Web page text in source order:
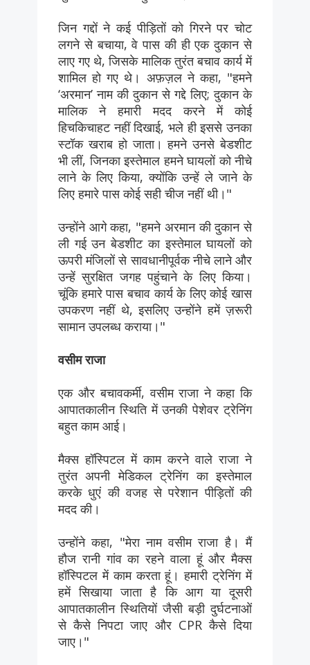
जिन गद्दों ने कई पीड़ितों को गिरने पर चोट
लगने से बचाया, वे पास की ही एक दुकान से
लाए गए थे, जिसके मालिक तुरंत बचाव कार्य में
शामिल हो गए थे। अफ़ज़ल ने कहा, "हमने
‘अरमान’ नाम की दुकान से गद्दे लिए; दुकान के
मालिक ने हमारी मदद करने में कोई
हिचकिचाहट नहीं दिखाई, भले ही इससे उनका
स्टॉक खराब हो जाता। हमने उनसे बेडशीट
भी लीं, जिनका इस्तेमाल हमने घायलों को नीचे
लाने के लिए किया, क्योंकि उन्हें ले जाने के
लिए हमारे पास कोई सही चीज नहीं थी।"
उन्होंने आगे कहा, "हमने अरमान की दुकान से
ली गई उन बेडशीट का इस्तेमाल घायलों को
ऊपरी मंजिलों से सावधानीपूर्वक नीचे लाने और
उन्हें सुरक्षित जगह पहुंचाने के लिए किया।
चूंकि हमारे पास बचाव कार्य के लिए कोई खास
उपकरण नहीं थे, इसलिए उन्होंने हमें ज़रूरी
सामान उपलब्ध कराया।"
वसीम राजा
एक और बचावकर्मी, वसीम राजा ने कहा कि
आपातकालीन स्थिति में उनकी पेशेवर ट्रेनिंग
बहुत काम आई।
मैक्स हॉस्पिटल में काम करने वाले राजा ने
तुरंत अपनी मेडिकल ट्रेनिंग का इस्तेमाल
करके धुएं की वजह से परेशान पीड़ितों की
मदद की।
उन्होंने कहा, "मेरा नाम वसीम राजा है। मैं
हौज रानी गांव का रहने वाला हूं और मैक्स
हॉस्पिटल में काम करता हूं। हमारी ट्रेनिंग में
हमें सिखाया जाता है कि आग या दूसरी
आपातकालीन स्थितियों जैसी बड़ी दुर्घटनाओं
से कैसे निपटा जाए और CPR कैसे दिया
जाए।"